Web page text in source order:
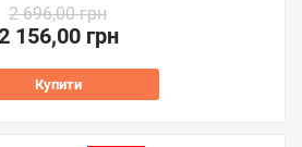
2 696,00 грн
156,00 грн
Купити